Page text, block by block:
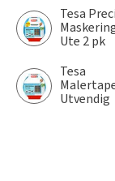
Tesa
Ute 2 pk
Tesa
Utvendig